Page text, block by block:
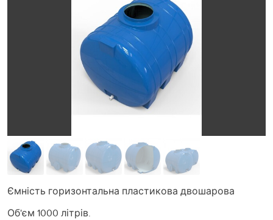
Ємність горизонтальна пластикова двошарова
Об'єм 1000 літрів.